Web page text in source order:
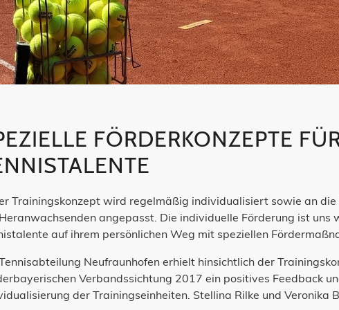
FÖRDERKONZEPTE
Trainingskonzept wird regelmäßig individualisiert sowie an
angepasst. Die individuelle Förderung ist uns
auf ihrem persönlichen Weg mit speziellen
Neufraunhofen erhielt hinsichtlich der
Verbandssichtung 2017 ein positives Feedback
der Trainingseinheiten. Stellina Rilke und Veronika
überspringen